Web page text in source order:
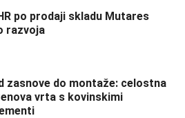
po prodaji skladu Mutares
razvoja
zasnove do montaže: celostna
vrta s kovinskimi